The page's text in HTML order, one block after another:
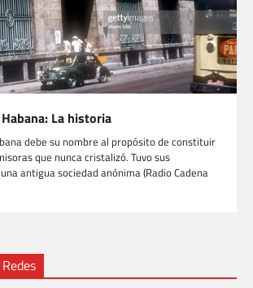
La historia
debe su nombre al propósito de constituir
que nunca cristalizó. Tuvo sus
antigua sociedad anónima (Radio Cadena